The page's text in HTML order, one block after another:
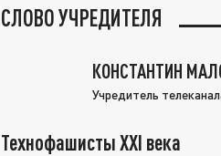
СЛОВО УЧРЕДИТЕЛЯ
КОНСТАНТИН
Учредитель
Технофашисты XXI века